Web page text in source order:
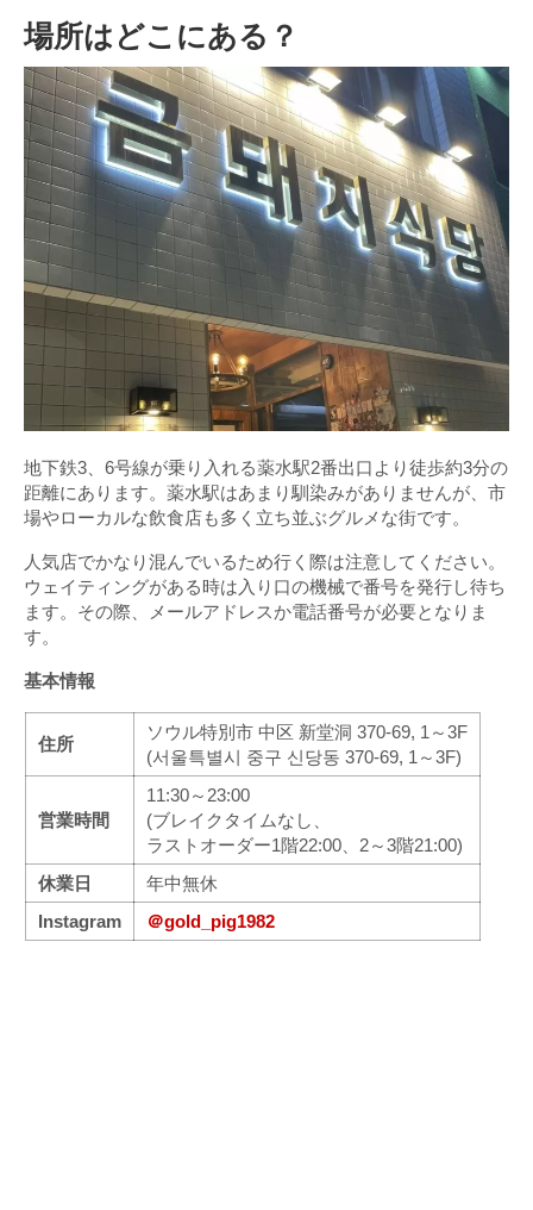
場所はどこにある？
地下鉄3、6号線が乗り入れる薬水駅2番出口より徒歩約3分の
距離にあります。薬水駅はあまり馴染みがありませんが、市
場やローカルな飲食店も多く立ち並ぶグルメな街です。
人気店でかなり混んでいるため行く際は注意してください。
ウェイティングがある時は入り口の機械で番号を発行し待ち
ます。その際、メールアドレスか電話番号が必要となりま
す。
基本情報
住所
ソウル特別市 中区 新堂洞 370-69, 1～3F
(서울특별시 중구 신당동 370-69, 1～3F)
営業時間
11:30～23:00
(ブレイクタイムなし、
ラストオーダー1階22:00、2～3階21:00)
休業日
年中無休
Instagram
＠gold_pig1982